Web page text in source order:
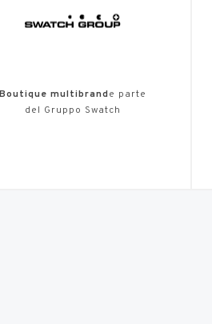
Boutique multibrand e parte
del Gruppo Swatch